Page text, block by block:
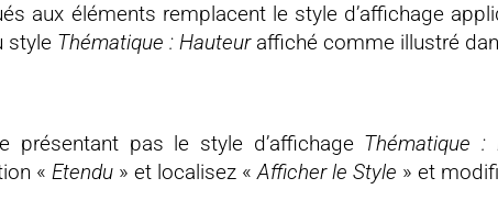
aux éléments remplacent le style d’affichage
style Thématique : Hauteuraffiché comme illustré
présentant pas le style d’affichage Thématique :
« Etendu » et localisez «Afficher le Style » et